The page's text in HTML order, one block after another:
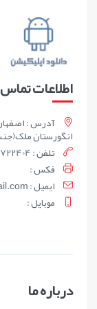
اطلاعات تماس
آدرس :
انگورستان ملک(جنب
تلفن : 03191012031,03132722404
فکس :
ايميل : mehreganprintt@gmail.com
موبايل :
درباره ما